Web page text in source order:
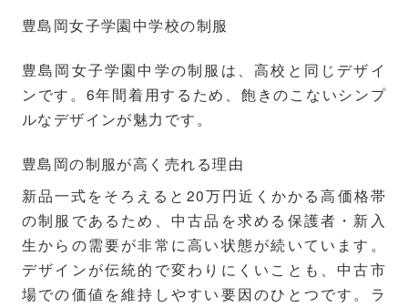
豊島岡女子学園中学校の制服
豊島岡女子学園中学の制服は、高校と同じデザイ
ンです。6年間着用するため、飽きのこないシンプ
ルなデザインが魅力です。
豊島岡の制服が高く売れる理由
新品一式をそろえると20万円近くかかる高価格帯
の制服であるため、中古品を求める保護者・新入
生からの需要が非常に高い状態が続いています。
デザインが伝統的で変わりにくいことも、中古市
場での価値を維持しやすい要因のひとつです。ラ